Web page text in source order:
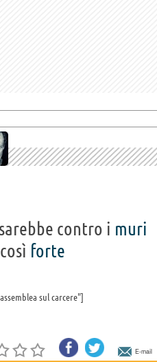
contro i muri
così forte
sul carcere"
E-mail